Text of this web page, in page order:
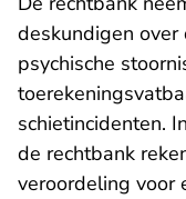
deskundigen
psychische
schietincidenten.
de rechtbank
veroordeling voor